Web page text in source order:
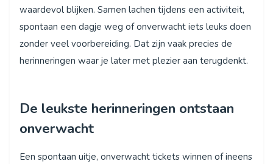
waardevol blijken. Samen lachen tijdens een activiteit,
spontaan een dagje weg of onverwacht iets leuks doen
zonder veel voorbereiding. Dat zijn vaak precies de
herinneringen waar je later met plezier aan terugdenkt.
De leukste herinneringen ontstaan
onverwacht
Een spontaan uitje, onverwacht tickets winnen of ineens